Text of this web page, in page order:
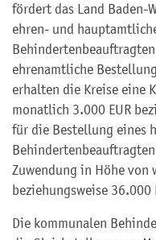
fördert das Land Baden-
ehren- und
ehrenamtliche
erhalten die Kreise eine
monatlich 3.000 EUR
für die Bestellung eines
Zuwendung in Höhe von
beziehungsweise
Die kommunalen